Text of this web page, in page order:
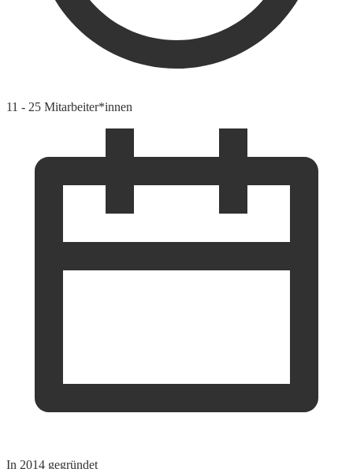
11 - 25 Mitarbeiter*innen
In 2014 gegründet